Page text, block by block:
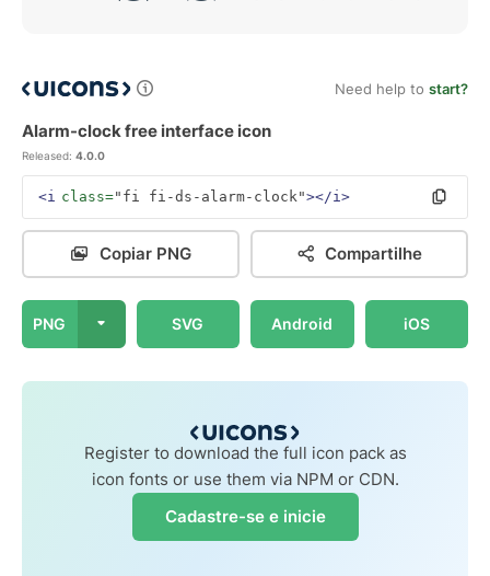
Need help to start?
Alarm-clock free interface icon
Released: 4.0.0
<i class="fi fi-ds-alarm-clock"></i>
Copiar PNG Compartilhe
PNG SVG Android iOS
Register to download the full icon pack as
icon fonts or use them via NPM or CDN.
Cadastre-se e inicie